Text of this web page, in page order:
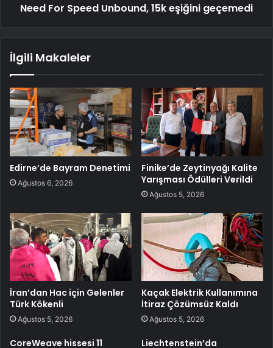
Need For Speed ​​​​Unbound, 15k eşiğini geçemedi
İlgili Makaleler
Edirne’de Bayram Denetimi
Ağustos 6, 2026
Finike’de Zeytinyağı Kalite
Yarışması Ödülleri Verildi
Ağustos 5, 2026
İran’dan Hac için Gelenler
Türk Kökenli
Ağustos 5, 2026
Kaçak Elektrik Kullanımına
İtiraz Çözümsüz Kaldı
Ağustos 5, 2026
CoreWeave hissesi 11 Liechtenstein’da